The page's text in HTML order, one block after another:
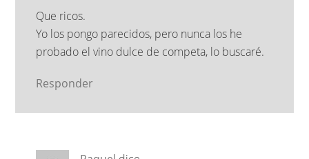
Que ricos.
Yo los pongo parecidos, pero nunca los he
probado el vino dulce de competa, lo buscaré.
Responder